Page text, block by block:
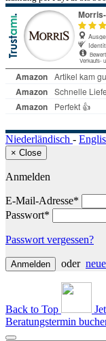
Niederländisch -
× Close
Anmelden
E-Mail-Adresse*
Passwort*
Passwort vergessen?
Anmelden oder
Back to Top
Beratungstermin